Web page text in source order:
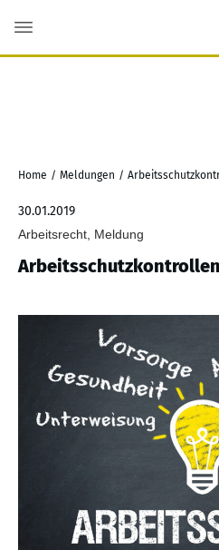
Home / Meldungen /
30.01.2019
Arbeitsrecht, Meldung